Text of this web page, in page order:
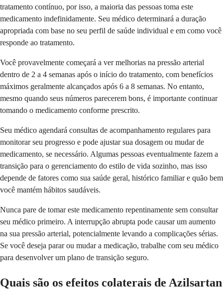
tratamento contínuo, por isso, a maioria das pessoas toma este
medicamento indefinidamente. Seu médico determinará a duração
apropriada com base no seu perfil de saúde individual e em como você
responde ao tratamento.
Você provavelmente começará a ver melhorias na pressão arterial
dentro de 2 a 4 semanas após o início do tratamento, com benefícios
máximos geralmente alcançados após 6 a 8 semanas. No entanto,
mesmo quando seus números parecerem bons, é importante continuar
tomando o medicamento conforme prescrito.
Seu médico agendará consultas de acompanhamento regulares para
monitorar seu progresso e pode ajustar sua dosagem ou mudar de
medicamento, se necessário. Algumas pessoas eventualmente fazem a
transição para o gerenciamento do estilo de vida sozinho, mas isso
depende de fatores como sua saúde geral, histórico familiar e quão bem
você mantém hábitos saudáveis.
Nunca pare de tomar este medicamento repentinamente sem consultar
seu médico primeiro. A interrupção abrupta pode causar um aumento
na sua pressão arterial, potencialmente levando a complicações sérias.
Se você deseja parar ou mudar a medicação, trabalhe com seu médico
para desenvolver um plano de transição seguro.
Quais são os efeitos colaterais de Azilsartan